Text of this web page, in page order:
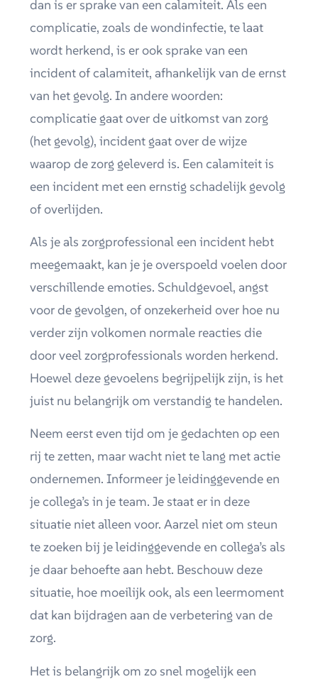
dan is er sprake van een calamiteit. Als een
complicatie, zoals de wondinfectie, te laat
wordt herkend, is er ook sprake van een
incident of calamiteit, afhankelijk van de ernst
van het gevolg. In andere woorden:
complicatie gaat over de uitkomst van zorg
(het gevolg), incident gaat over de wijze
waarop de zorg geleverd is. Een calamiteit is
een incident met een ernstig schadelijk gevolg
of overlijden.
Als je als zorgprofessional een incident hebt
meegemaakt, kan je je overspoeld voelen door
verschillende emoties. Schuldgevoel, angst
voor de gevolgen, of onzekerheid over hoe nu
verder zijn volkomen normale reacties die
door veel zorgprofessionals worden herkend.
Hoewel deze gevoelens begrijpelijk zijn, is het
juist nu belangrijk om verstandig te handelen.
Neem eerst even tijd om je gedachten op een
rij te zetten, maar wacht niet te lang met actie
ondernemen. Informeer je leidinggevende en
je collega’s in je team. Je staat er in deze
situatie niet alleen voor. Aarzel niet om steun
te zoeken bij je leidinggevende en collega’s als
je daar behoefte aan hebt. Beschouw deze
situatie, hoe moeilijk ook, als een leermoment
dat kan bijdragen aan de verbetering van de
zorg.
Het is belangrijk om zo snel mogelijk een